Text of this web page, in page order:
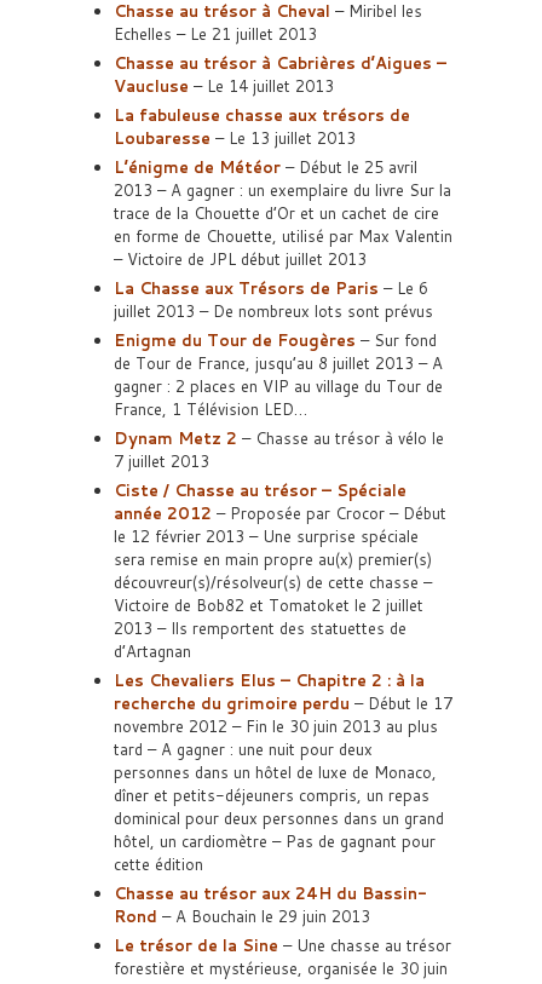
Chasse au trésor à Cheval – Miribel les
Echelles – Le 21 juillet 2013
Chasse au trésor à Cabrières d’Aigues –
Vaucluse – Le 14 juillet 2013
La fabuleuse chasse aux trésors de
Loubaresse – Le 13 juillet 2013
L’énigme de Météor – Début le 25 avril
2013 – A gagner : un exemplaire du livre Sur la
trace de la Chouette d’Or et un cachet de cire
en forme de Chouette, utilisé par Max Valentin
– Victoire de JPL début juillet 2013
La Chasse aux Trésors de Paris – Le 6
juillet 2013 – De nombreux lots sont prévus
Enigme du Tour de Fougères – Sur fond
de Tour de France, jusqu’au 8 juillet 2013 – A
gagner : 2 places en VIP au village du Tour de
France, 1 Télévision LED…
Dynam Metz 2 – Chasse au trésor à vélo le
7 juillet 2013
Ciste / Chasse au trésor – Spéciale
année 2012 – Proposée par Crocor – Début
le 12 février 2013 – Une surprise spéciale
sera remise en main propre au(x) premier(s)
découvreur(s)/résolveur(s) de cette chasse –
Victoire de Bob82 et Tomatoket le 2 juillet
2013 – Ils remportent des statuettes de
d’Artagnan
Les Chevaliers Elus – Chapitre 2 : à la
recherche du grimoire perdu – Début le 17
novembre 2012 – Fin le 30 juin 2013 au plus
tard – A gagner : une nuit pour deux
personnes dans un hôtel de luxe de Monaco,
dîner et petits-déjeuners compris, un repas
dominical pour deux personnes dans un grand
hôtel, un cardiomètre – Pas de gagnant pour
cette édition
Chasse au trésor aux 24H du Bassin-
Rond – A Bouchain le 29 juin 2013
Le trésor de la Sine – Une chasse au trésor
forestière et mystérieuse, organisée le 30 juin